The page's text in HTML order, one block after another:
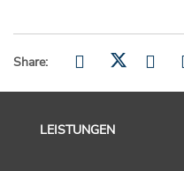
Share:
LEISTUNGEN